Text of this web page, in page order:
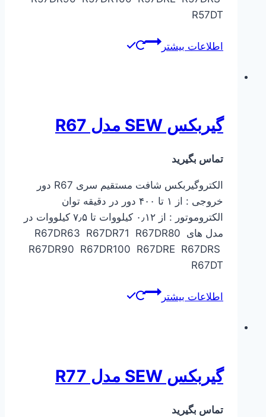
R57DT
اطلاعات بیشتر
گیربکس SEW مدل R67
تماس بگیرید
الکتروگیربکس شافت مستقیم سری R67 دور
خروجی : از ۱ تا ۴۰۰ دور در دقیقه توان
الکتروموتور : از ۰٫۱۲ کیلووات تا ۷٫۵ کیلووات در
مدل های R67DR63 R67DR71 R67DR80
R67DR90 R67DR100 R67DRE R67DRS
R67DT
اطلاعات بیشتر
گیربکس SEW مدل R77
تماس بگیرید